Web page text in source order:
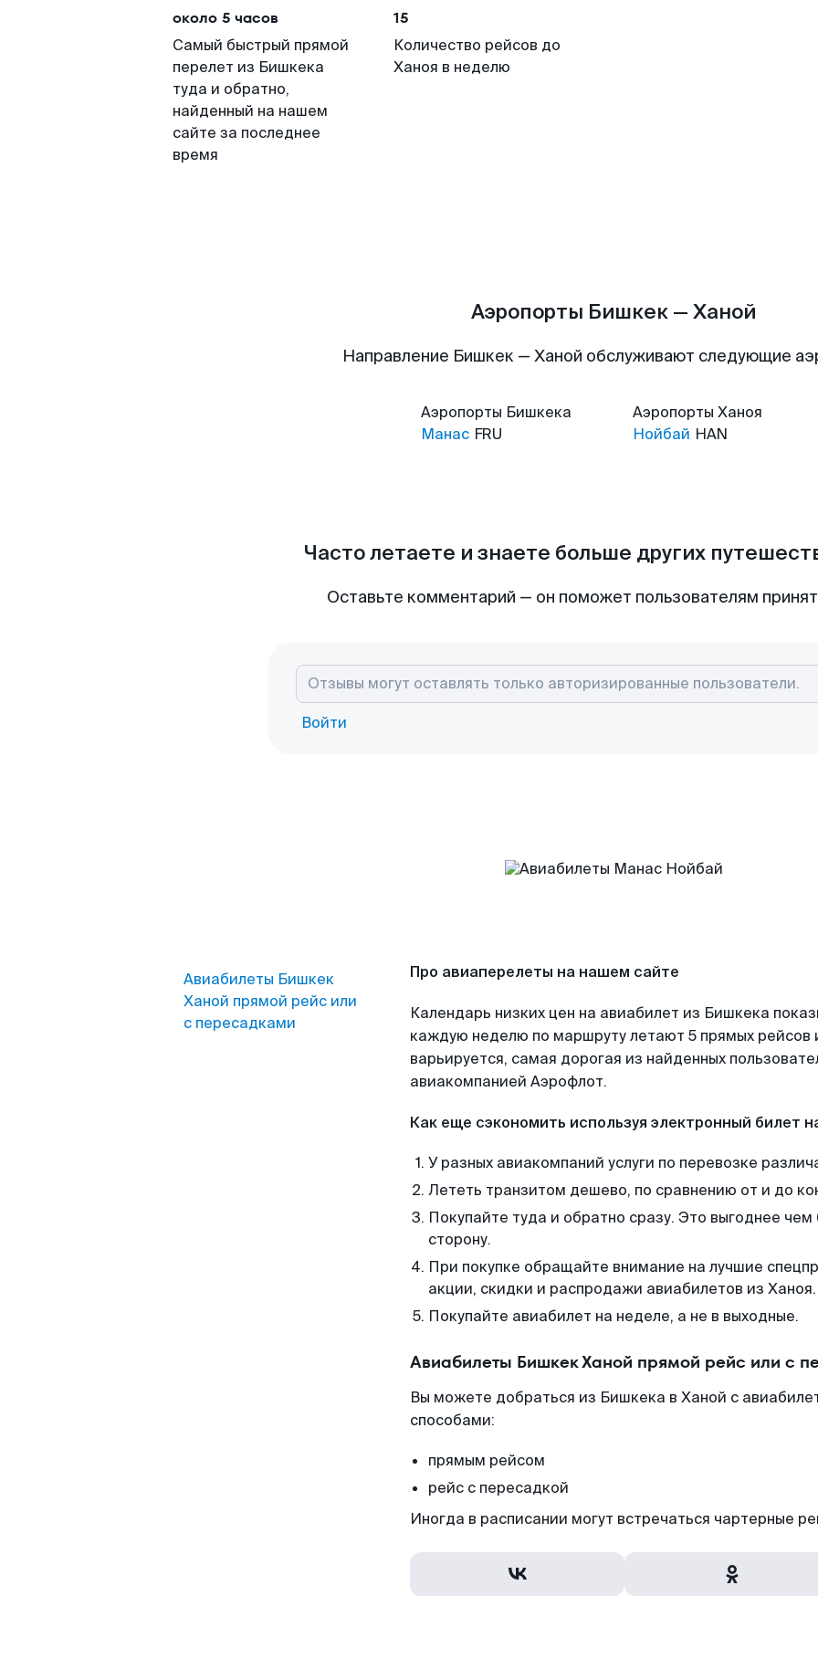
около 5 часов
Самый быстрый прямой
перелет из Бишкека
туда и обратно,
найденный на нашем
сайте за последнее
время
15
Количество рейсов до
Ханоя в неделю
Аэропорты Бишкек — Ханой
Направление Бишкек — Ханой обслуживают следующие
Аэропорты Бишкека
Манас FRU
Аэропорты Ханоя
Нойбай HAN
Часто летаете и знаете больше других
Оставьте комментарий — он поможет пользователям
Войти
Авиабилеты Бишкек
Ханой прямой рейс или
с пересадками
Про авиаперелеты на нашем сайте
Календарь низких цен на авиабилет из Бишкека
каждую неделю по маршруту летают 5 прямых рейсов
варьируется, самая дорогая из найденных
авиакомпанией Аэрофлот.
Как еще сэкономить используя электронный билет
У разных авиакомпаний услуги по перевозке
Лететь транзитом дешево, по сравнению от и до
Покупайте туда и обратно сразу. Это выгоднее
сторону.
При покупке обращайте внимание на лучшие
акции, скидки и распродажи авиабилетов из Ханоя.
Покупайте авиабилет на неделе, а не в выходные.
Авиабилеты Бишкек Ханой прямой рейс или с
Вы можете добраться из Бишкека в Ханой с
способами:
прямым рейсом
рейс с пересадкой
Иногда в расписании могут встречаться чартерные